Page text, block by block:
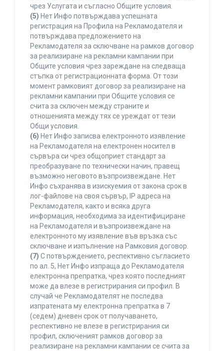
чрез Услугата и съгласно Общите условия.
(5) Нет Инфо потвърждава успешната
регистрация на Профила на Рекламодателя и
потвърждава предложението на
Рекламодателя за сключване на рамков договор
за реализиране на рекламни кампании при
Общите условия чрез зареждане на следваща
стъпка от регистрационната форма. От този
момент рамковият договор за реализиране на
рекламни кампании при Общите условия се
счита за сключен между страните и
отношенията между тях се уреждат от тези
Общи условия.
(6) Нет Инфо записва електронното изявление
на Рекламодателя на електронен носител в
сървъра си чрез общоприет стандарт за
преобразуване по технически начин, правещ
възможно неговото възпроизвеждане. Нет
Инфо съхранява в изискуемия от закона срок в
лог-файлове на своя сървър, IP адреса на
Рекламодателя, както и всяка друга
информация, необходима за идентифициране
на Рекламодателя и възпроизвеждане на
електронното му изявление във връзка със
сключване и изпълнение на Рамковия договор.
(7) С потвърждението, респективно съгласието
по ал. 5, Нет Инфо изпраща до Рекламодателя
електронна препратка, чрез която последният
може да влезе в регистрирания си профил. В
случай че Рекламодателят не последва
изпратената му електронна препратка в 7
(седем) дневен срок от получаването,
респективно не влезе в регистрирания си
профил, сключеният рамков договор за
реализиране на рекламни кампании се счита за